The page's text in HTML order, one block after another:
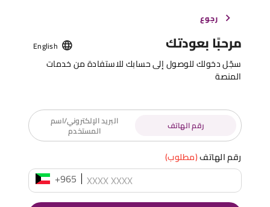
رجوع
مرحبًا بعودتك English
سجّل دخولك للوصول إلى حسابك للاستفادة من خدمات
المنصة
رقم الهاتف البريد الإلكتروني/اسم
المستخدم
رقم الهاتف(مطلوب)
+965